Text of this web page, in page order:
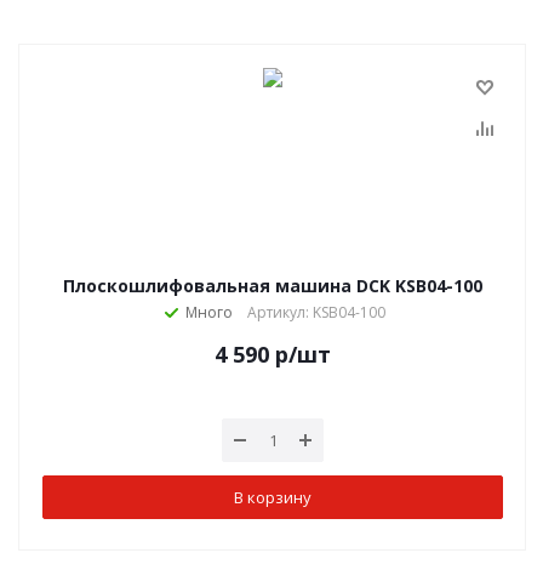
Плоскошлифовальная машина DCK KSB04-100
Много Артикул: KSB04-100
4 590 р/шт
В корзину